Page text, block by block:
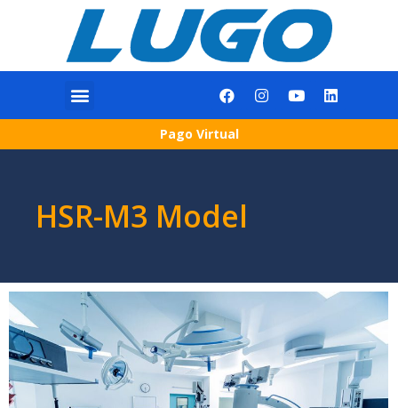
Pago Virtual
HSR-M3 Model